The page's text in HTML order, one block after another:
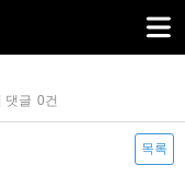
댓글 0건
목록